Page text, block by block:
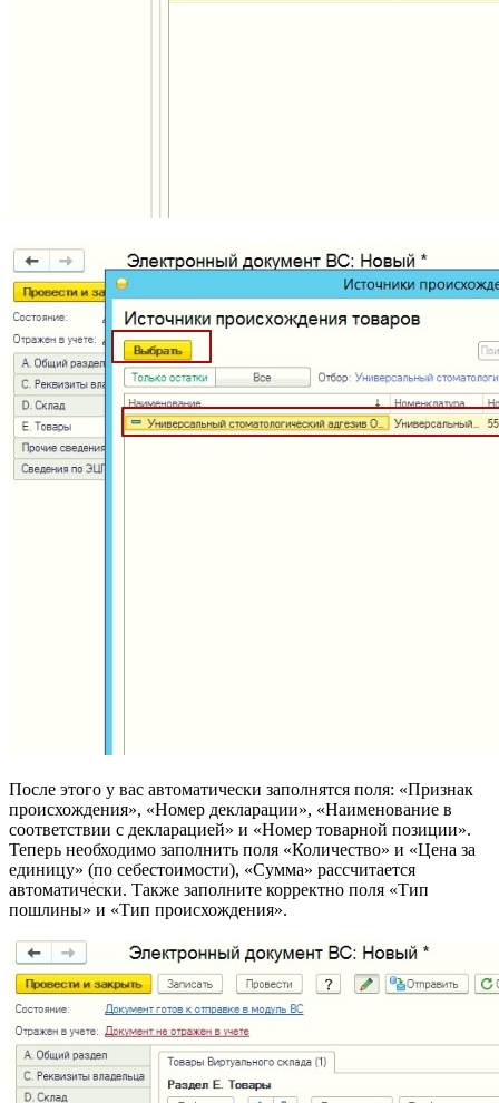
После этого у вас автоматически заполнятся поля: «Признак
происхождения», «Номер декларации», «Наименование в
соответствии с декларацией» и «Номер товарной позиции».
Теперь необходимо заполнить поля «Количество» и «Цена за
единицу» (по себестоимости), «Сумма» рассчитается
автоматически. Также заполните корректно поля «Тип
пошлины» и «Тип происхождения».